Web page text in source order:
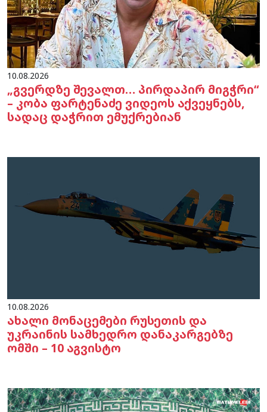
10.08.2026
„გვერდზე შევალთ… პირდაპირ მიგჭრი“
– კობა ფარტენაძე ვიდეოს აქვეყნებს,
სადაც დაჭრით ემუქრებიან
10.08.2026
ახალი მონაცემები რუსეთის და
უკრაინის სამხედრო დანაკარგებზე
ომში – 10 აგვისტო